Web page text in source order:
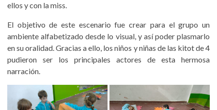
ellos y con la miss.
El objetivo de este escenario fue crear para el grupo un
ambiente alfabetizado desde lo visual, y así poder plasmarlo
en su oralidad. Gracias a ello, los niños y niñas de las kitot de 4
pudieron ser los principales actores de esta hermosa
narración.